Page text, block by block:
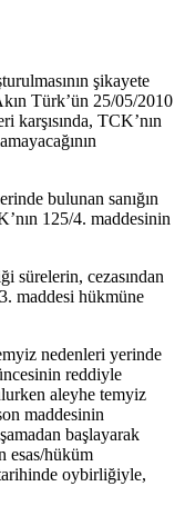
şikayete
Türk’ün 25/05/2010
karşısında, TCK’nın
bulunan sanığın
125/4. maddesinin
sürelerin, cezasından
maddesi hükmüne
nedenleri yerinde
reddiyle
aleyhe temyiz
maddesinin
başlayarak
esas/hüküm
oybirliğiyle,